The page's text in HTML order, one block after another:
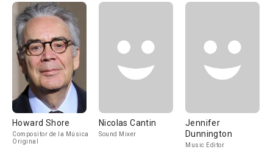
Howard Shore
Compositor de la Música
Original
Nicolas Cantin
Sound Mixer
Jennifer
Dunnington
Music Editor